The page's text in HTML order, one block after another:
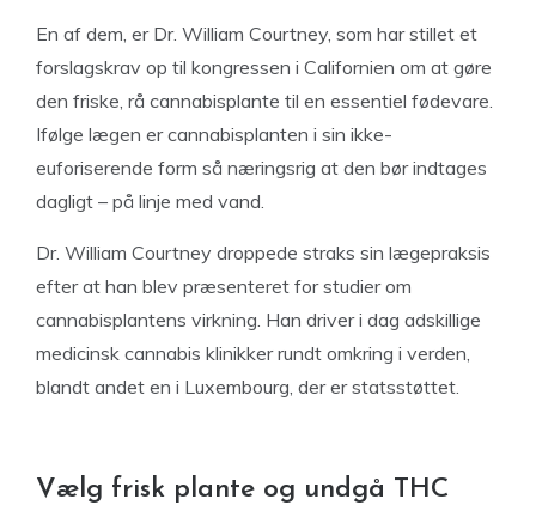
En af dem, er Dr. William Courtney, som har stillet et
forslagskrav op til kongressen i Californien om at gøre
den friske, rå cannabisplante til en essentiel fødevare.
Ifølge lægen er cannabisplanten i sin ikke-
euforiserende form så næringsrig at den bør indtages
dagligt – på linje med vand.
Dr. William Courtney droppede straks sin lægepraksis
efter at han blev præsenteret for studier om
cannabisplantens virkning. Han driver i dag adskillige
medicinsk cannabis klinikker rundt omkring i verden,
blandt andet en i Luxembourg, der er statsstøttet.
Vælg frisk plante og undgå THC